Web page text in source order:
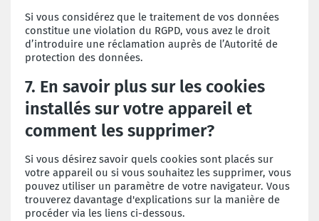
Si vous considérez que le traitement de vos données
constitue une violation du RGPD, vous avez le droit
d’introduire une réclamation auprès de l’Autorité de
protection des données.
7. En savoir plus sur les cookies
installés sur votre appareil et
comment les supprimer?
Si vous désirez savoir quels cookies sont placés sur
votre appareil ou si vous souhaitez les supprimer, vous
pouvez utiliser un paramètre de votre navigateur. Vous
trouverez davantage d'explications sur la manière de
procéder via les liens ci-dessous.